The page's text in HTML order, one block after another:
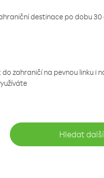
destinace po dobu 30
zahraničí na pevnou linku i
Hledat